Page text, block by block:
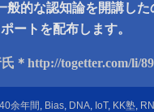
般的な認知論を開講した
ートを配布します。
＊http://togetter.com/li/
40余年間 , Bias, DNA, IoT, KK塾,